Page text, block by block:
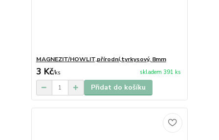
MAGNEZIT/HOWLIT,přírodní,tyrkysový, 8mm
3 Kč/ks skladem 391 ks
Přidat do košíku